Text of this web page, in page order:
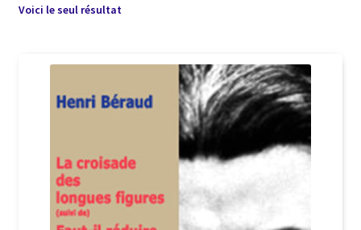
Connection
Listes d’Envies
Livres de Peter Randa
Login Customizer
Newsletter
Nous Contacter
Voici le seul résultat